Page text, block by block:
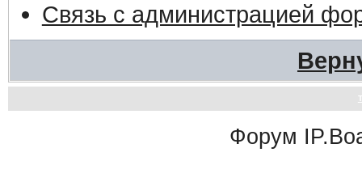
Связь с администрацией
Форум